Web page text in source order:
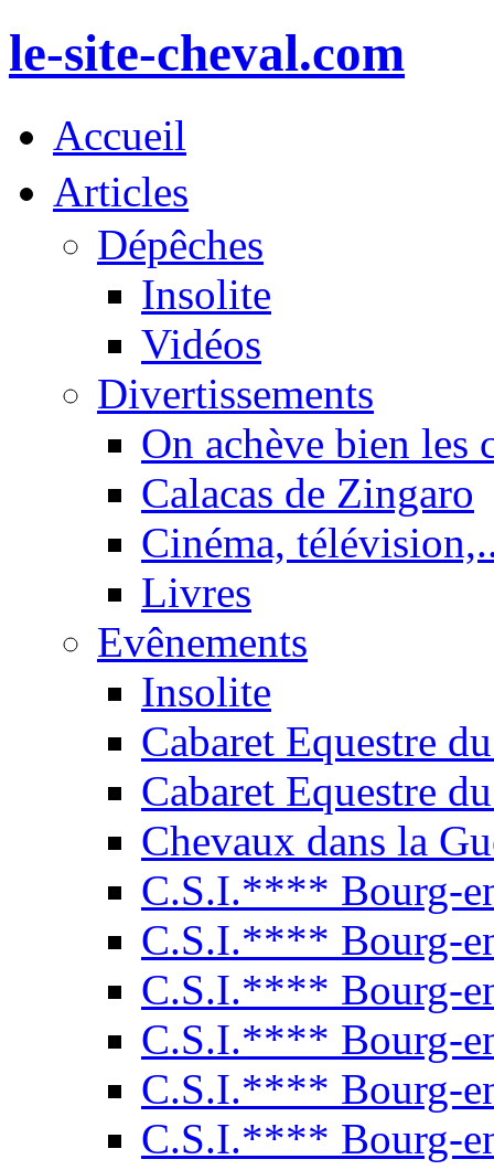
le-site-cheval.com
Accueil
Articles
Dépêches
Insolite
Vidéos
Divertissements
On achève bien les
Calacas de Zingaro
Cinéma,
Livres
Evênements
Insolite
Cabaret Equestre
Cabaret Equestre
Chevaux dans la
C.S.I.**** Bourg-
C.S.I.**** Bourg-
C.S.I.**** Bourg-
C.S.I.**** Bourg-
C.S.I.**** Bourg-
C.S.I.**** Bourg-